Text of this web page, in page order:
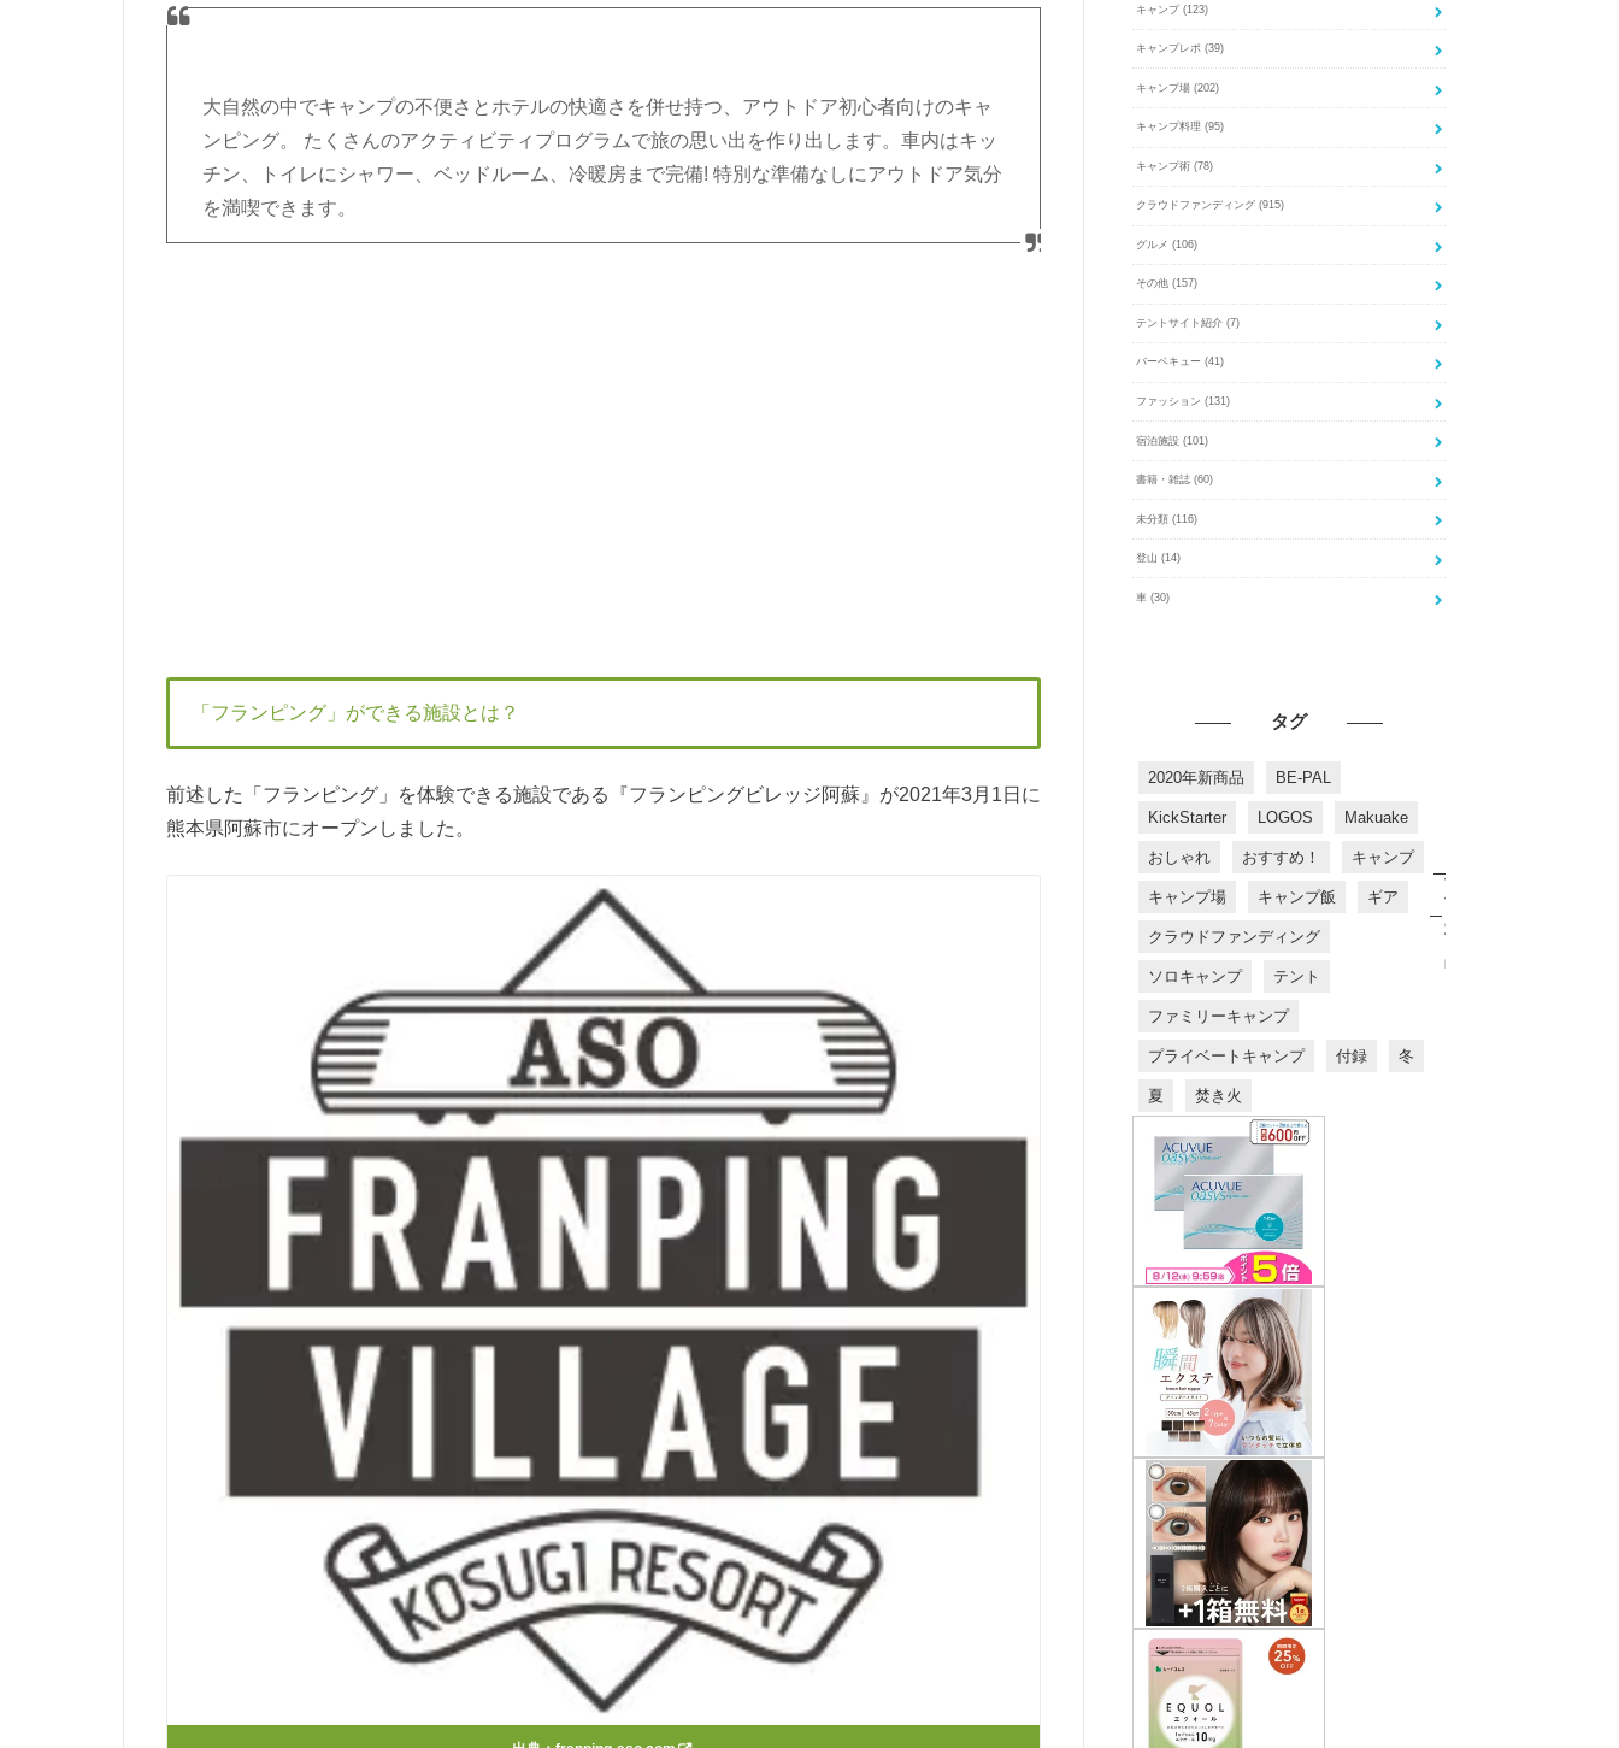
大自然の中でキャンプの不便さとホテルの快適さを併せ持つ、アウトドア初心者向けのキャ
ンピング。 たくさんのアクティビティプログラムで旅の思い出を作り出します。車内はキッ
チン、トイレにシャワー、ベッドルーム、冷暖房まで完備! 特別な準備なしにアウトドア気分
を満喫できます。
「フランピング」ができる施設とは？
前述した「フランピング」を体験できる施設である『フランピングビレッジ阿蘇』が2021年3月1日に
熊本県阿蘇市にオープンしました。
キャンプ (123)
キャンプレポ (39)
キャンプ場 (202)
キャンプ料理 (95)
キャンプ術 (78)
クラウドファンディング (915)
グルメ (106)
その他 (157)
テントサイト紹介 (7)
バーベキュー (41)
ファッション (131)
宿泊施設 (101)
書籍・雑誌 (60)
未分類 (116)
登山 (14)
車 (30)
タグ
2020年新商品 BE-PAL
KickStarter LOGOS Makuake
おしゃれ おすすめ！ キャンプ
キャンプ場 キャンプ飯 ギア
クラウドファンディング
ソロキャンプ テント
ファミリーキャンプ
プライベートキャンプ 付録 冬
夏 焚き火
す
す
め
商
品